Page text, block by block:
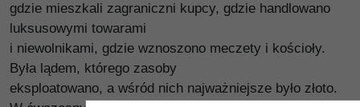
gdzie mieszkali zagraniczni kupcy, gdzie handlowano
luksusowymi towarami
i niewolnikami, gdzie wznoszono meczety i kościoły.
Była lądem, którego zasoby
eksploatowano, a wśród nich najważniejsze było złoto.